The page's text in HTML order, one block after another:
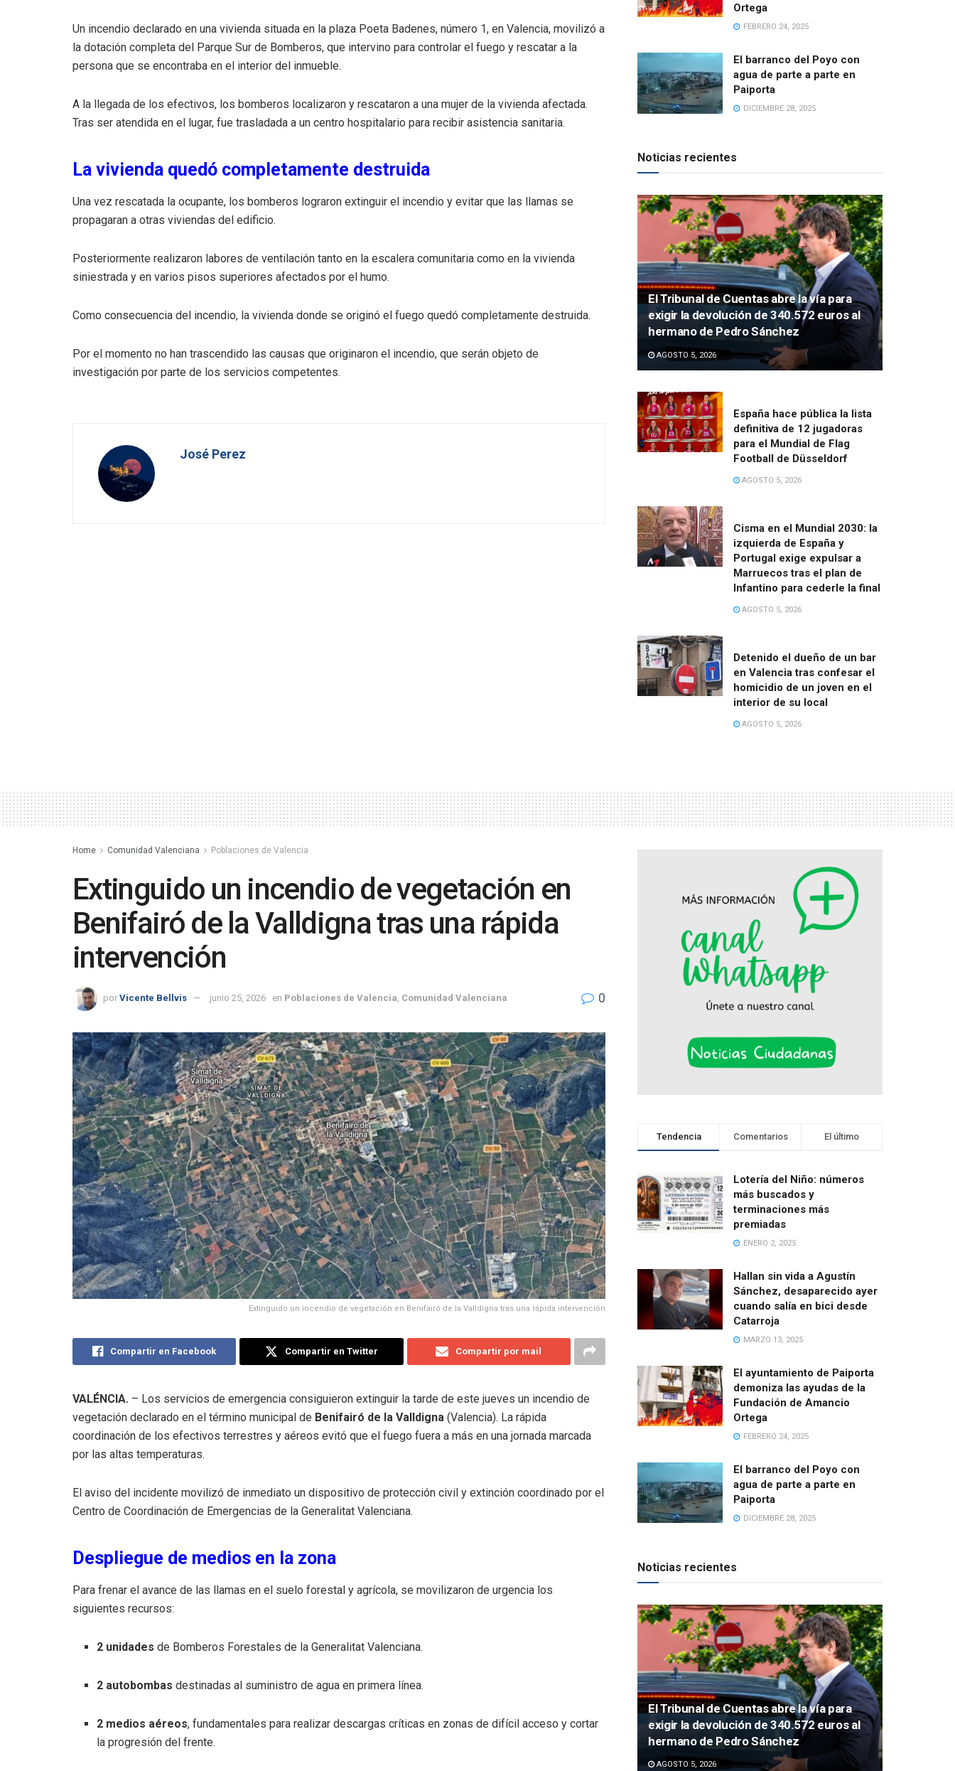
Un incendio declarado en una vivienda situada en la plaza Poeta Badenes, número 1, en Valencia, movilizó a
la dotación completa del Parque Sur de Bomberos, que intervino para controlar el fuego y rescatar a la
persona que se encontraba en el interior del inmueble.
A la llegada de los efectivos, los bomberos localizaron y rescataron a una mujer de la vivienda afectada.
Tras ser atendida en el lugar, fue trasladada a un centro hospitalario para recibir asistencia sanitaria.
La vivienda quedó completamente destruida
Una vez rescatada la ocupante, los bomberos lograron extinguir el incendio y evitar que las llamas se
propagaran a otras viviendas del edificio.
Posteriormente realizaron labores de ventilación tanto en la escalera comunitaria como en la vivienda
siniestrada y en varios pisos superiores afectados por el humo.
Como consecuencia del incendio, la vivienda donde se originó el fuego quedó completamente destruida.
Por el momento no han trascendido las causas que originaron el incendio, que serán objeto de
investigación por parte de los servicios competentes.
José Perez
Ortega
FEBRERO 24, 2025
El barranco del Poyo con
agua de parte a parte en
Paiporta
DICIEMBRE 28, 2025
Noticias recientes
El Tribunal de Cuentas abre la vía para
exigir la devolución de 340.572 euros al
hermano de Pedro Sánchez
AGOSTO 5, 2026
España hace pública la lista
definitiva de 12 jugadoras
para el Mundial de Flag
Football de Düsseldorf
AGOSTO 5, 2026
Cisma en el Mundial 2030: la
izquierda de España y
Portugal exige expulsar a
Marruecos tras el plan de
Infantino para cederle la final
AGOSTO 5, 2026
Detenido el dueño de un bar
en Valencia tras confesar el
homicidio de un joven en el
interior de su local
AGOSTO 5, 2026
Home Comunidad Valenciana Poblaciones de Valencia
Extinguido un incendio de vegetación en
Benifairó de la Valldigna tras una rápida
intervención
por Vicente Bellvis junio 25, 2026 en Poblaciones de Valencia, Comunidad Valenciana 0
Extinguido un incendio de vegetación en Benifairó de la Valldigna tras una rápida intervención
Compartir en Facebook Compartir en Twitter Compartir por mail
VALÉNCIA. – Los servicios de emergencia consiguieron extinguir la tarde de este jueves un incendio de
vegetación declarado en el término municipal de Benifairó de la Valldigna (Valencia). La rápida
coordinación de los efectivos terrestres y aéreos evitó que el fuego fuera a más en una jornada marcada
por las altas temperaturas.
El aviso del incidente movilizó de inmediato un dispositivo de protección civil y extinción coordinado por el
Centro de Coordinación de Emergencias de la Generalitat Valenciana.
Despliegue de medios en la zona
Para frenar el avance de las llamas en el suelo forestal y agrícola, se movilizaron de urgencia los
siguientes recursos:
2 unidades de Bomberos Forestales de la Generalitat Valenciana.
2 autobombas destinadas al suministro de agua en primera línea.
2 medios aéreos, fundamentales para realizar descargas críticas en zonas de difícil acceso y cortar
la progresión del frente.
Tendencia Comentarios El último
Lotería del Niño: números
más buscados y
terminaciones más
premiadas
ENERO 2, 2025
Hallan sin vida a Agustín
Sánchez, desaparecido ayer
cuando salía en bici desde
Catarroja
MARZO 13, 2025
El ayuntamiento de Paiporta
demoniza las ayudas de la
Fundación de Amancio
Ortega
FEBRERO 24, 2025
El barranco del Poyo con
agua de parte a parte en
Paiporta
DICIEMBRE 28, 2025
Noticias recientes
El Tribunal de Cuentas abre la vía para
exigir la devolución de 340.572 euros al
hermano de Pedro Sánchez
AGOSTO 5, 2026